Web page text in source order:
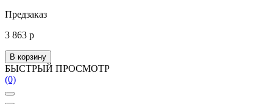
Предзаказ
3 863 р
В корзину
БЫСТРЫЙ ПРОСМОТР
(0)